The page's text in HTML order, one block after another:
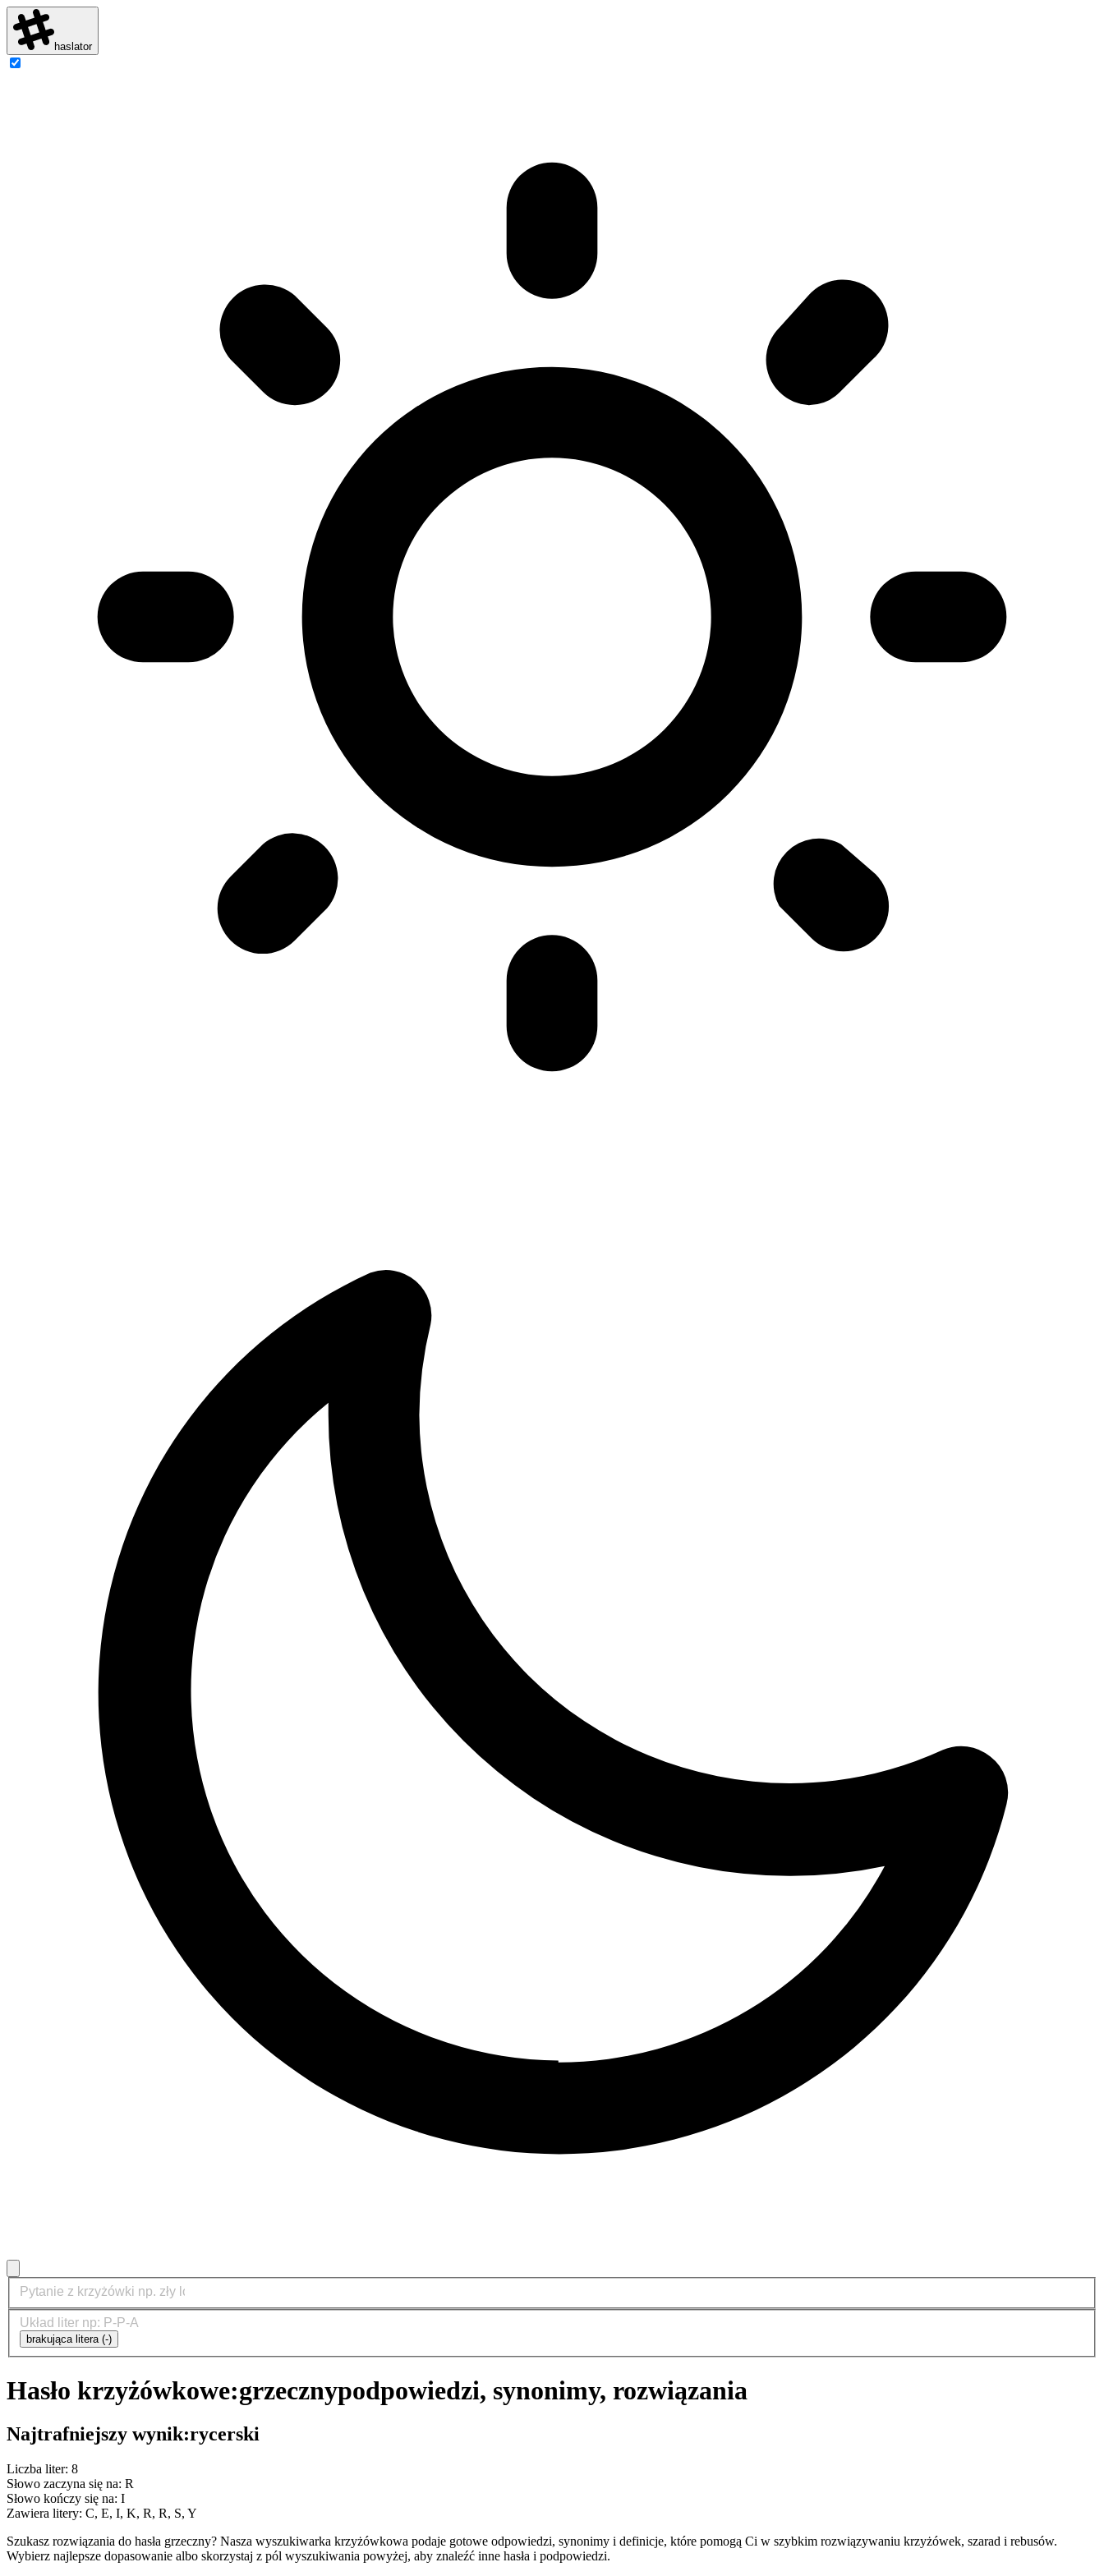
haslator
brakująca litera (-)
Hasło krzyżówkowe:grzecznypodpowiedzi, synonimy, rozwiązania
Najtrafniejszy wynik:rycerski
Liczba liter: 8
Słowo zaczyna się na: R
Słowo kończy się na: I
Zawiera litery: C, E, I, K, R, R, S, Y
Szukasz rozwiązania do hasła grzeczny? Nasza wyszukiwarka krzyżówkowa podaje gotowe odpowiedzi, synonimy i definicje, które pomogą Ci w szybkim rozwiązywaniu krzyżówek, szarad i rebusów.
Wybierz najlepsze dopasowanie albo skorzystaj z pól wyszukiwania powyżej, aby znaleźć inne hasła i podpowiedzi.